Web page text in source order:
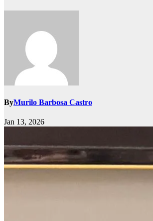
ByMurilo Barbosa Castro
Jan 13, 2026